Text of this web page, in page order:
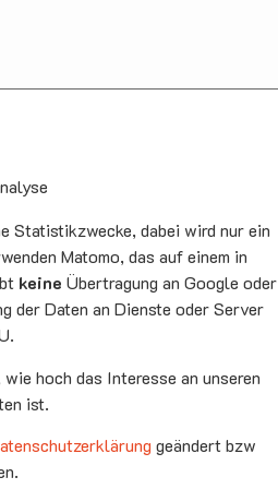
Auferstehungskirc
he Neufahrn
15.00 - 17.00
Neufahrn
20.00 Offenes
Statistikzwecke, dabei wird nur ein
Matomo, das auf einem in
keine Übertragung an Google oder
der Daten an Dienste oder Server
hoch das Interesse an unseren
ist.
geändert bzw